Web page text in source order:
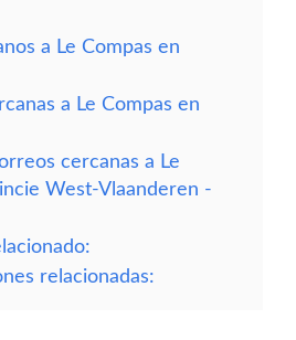
a Le Compas en
a Le Compas en
cercanas a Le
West-Vlaanderen -
relacionadas: